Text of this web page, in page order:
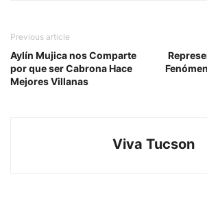
Previous article
Aylín Mujica nos Comparte
por que ser Cabrona Hace
Mejores Villanas
Viva Tucson